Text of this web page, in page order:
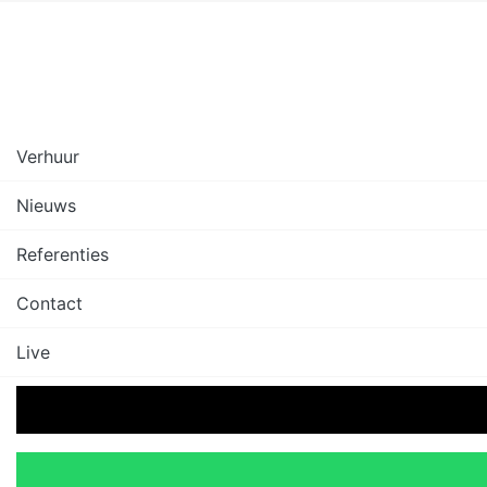
Verhuur
Nieuws
Referenties
Contact
Live